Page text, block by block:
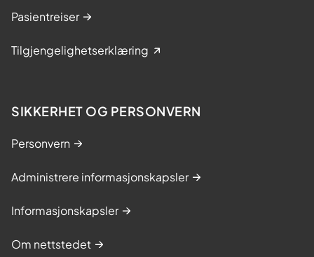
Pasientreiser
Tilgjengelighetserklæring
SIKKERHET OG PERSONVERN
Personvern
Administrere informasjonskapsler
Informasjonskapsler
Om nettstedet